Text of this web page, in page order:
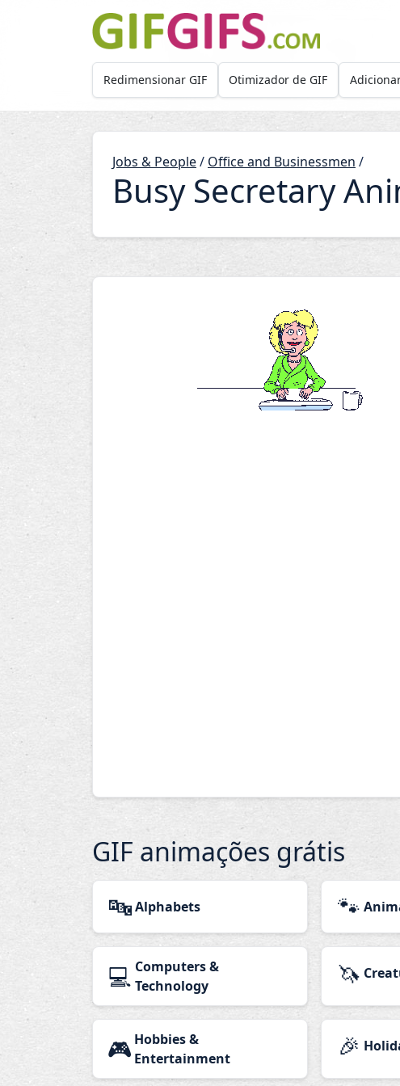
Skip to main content
Redimensionar GIF Otimizador de GIF
Jobs & People/ Office and Businessmen /
Busy Secretary
GIF animações grátis
🔤Alphabets 🐾
💻 Computers &
Technology
🦄
🎮 Hobbies &
Entertainment
🎉